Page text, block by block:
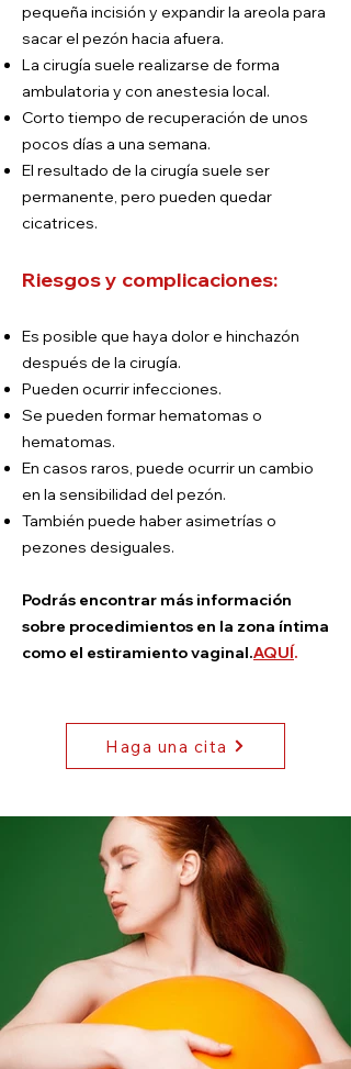
pequeña incisión y expandir la areola para
sacar el pezón hacia afuera.
La cirugía suele realizarse de forma
ambulatoria y con anestesia local.
Corto tiempo de recuperación de unos
pocos días a una semana.
El resultado de la cirugía suele ser
permanente, pero pueden quedar
cicatrices.
Riesgos y complicaciones:
Es posible que haya dolor e hinchazón
después de la cirugía.
Pueden ocurrir infecciones.
Se pueden formar hematomas o
hematomas.
En casos raros, puede ocurrir un cambio
en la sensibilidad del pezón.
También puede haber asimetrías o
pezones desiguales.
Podrás encontrar más información
sobre procedimientos en la zona íntima
como el estiramiento vaginal.AQUÍ.
Haga una cita